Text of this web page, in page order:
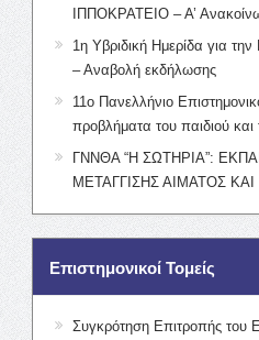
ΙΠΠΟΚΡΑΤΕΙΟ – Α’
1η Υβριδική Ημερίδα για
– Αναβολή εκδήλωσης
11ο Πανελλήνιο
προβλήματα του παιδιού
ΓΝΝΘΑ “Η ΣΩΤΗΡΙΑ”:
ΜΕΤΑΓΓΙΣΗΣ ΑΙΜΑΤΟΣ
Επιστημονικοί Τομείς
Συγκρότηση Επιτροπής του